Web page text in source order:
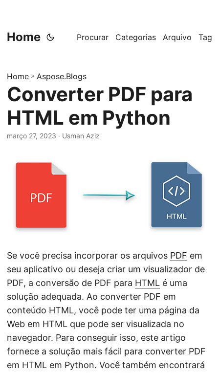
Home Procurar Categorias Arquivo Tag
Home » Aspose.Blogs
Converter PDF para
HTML em Python
março 27, 2023 · Usman Aziz
Se você precisa incorporar os arquivos PDF em
seu aplicativo ou deseja criar um visualizador de
PDF, a conversão de PDF para HTML é uma
solução adequada. Ao converter PDF em
conteúdo HTML, você pode ter uma página da
Web em HTML que pode ser visualizada no
navegador. Para conseguir isso, este artigo
fornece a solução mais fácil para converter PDF
em HTML em Python. Você também encontrará